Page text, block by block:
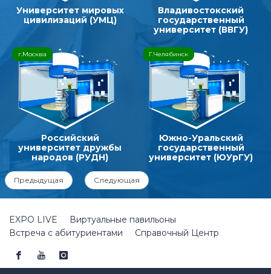
Университет мировых
цивилизаций (УМЦ)
Владивостокский
государственный
университет (ВВГУ)
Российский
университет дружбы
народов (РУДН)
г.Москва
Южно-Уральский
государственный
университет (ЮУрГУ)
Г.Челябинск
Предыдущая Следующая
EXPO LIVE
Виртуальные павильоны
Встреча с абитуриентами
Справочный Центр